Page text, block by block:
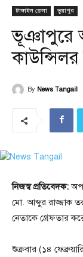
টাঙ্গাইল জেলা ভুয়াপুর
ভূঞাপুরে
By News Tangail
নিজস্ব প্রতিবেদক:
মো. আব্দুর রাজ্জাক
নেতাকে গ্রেফতার
শুক্রবার (১৪